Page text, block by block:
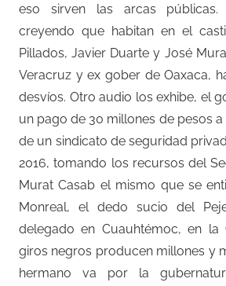
eso sirven las arcas públicas.
creyendo que habitan en el
Pillados, Javier Duarte y José
Veracruz y ex gober de Oaxaca,
desvíos. Otro audio los exhibe, el
un pago de 30 millones de pesos
de un sindicato de seguridad
2016, tomando los recursos del
Murat Casab el mismo que se
Monreal, el dedo sucio del
delegado en Cuauhtémoc, en la
giros negros producen millones y
hermano va por la